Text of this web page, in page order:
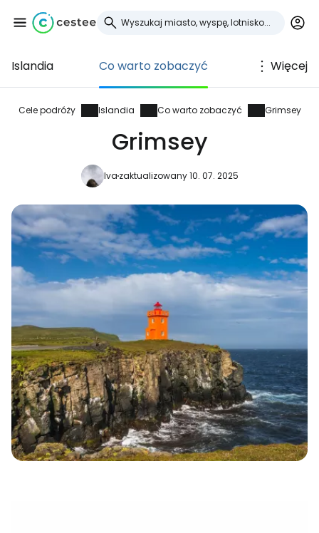
Islandia Co warto zobaczyć Więcej
Cele podróży Islandia Co warto zobaczyć Grimsey
Grimsey
Ivazaktualizowany 10. 07. 2025
Zaloguj się do
Cestee
... światowej społeczności podróżniczej
Kontynuuj z Facebookiem
Kontynuuj z e-mailem